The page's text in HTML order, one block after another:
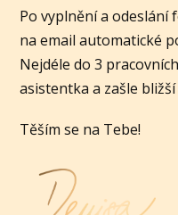
Po vyplnění a
na email automatické
Nejdéle do 3
asistentka a zašle
Těším se na Tebe!